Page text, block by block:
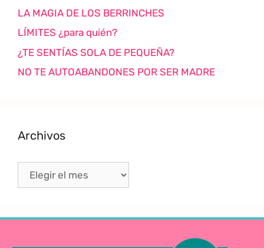
LA MAGIA DE LOS BERRINCHES
LÍMITES ¿para quién?
¿TE SENTÍAS SOLA DE PEQUEÑA?
NO TE AUTOABANDONES POR SER MADRE
Archivos